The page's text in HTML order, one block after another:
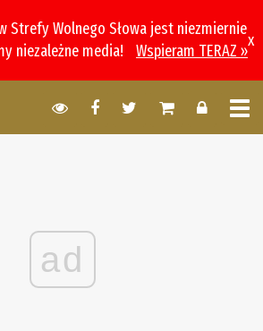
Strefy Wolnego Słowa jest niezmiernie
niezależne media!
Wspieram TERAZ »
x
ad